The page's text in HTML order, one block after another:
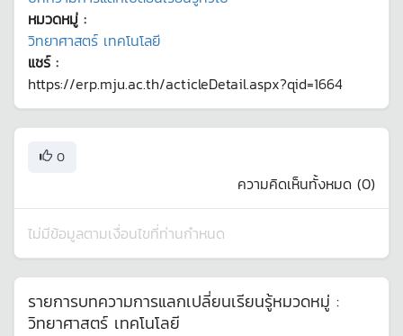
หมวดหมู่ :
วิทยาศาสตร์ เทคโนโลยี
แชร์ :
https://erp.mju.ac.th/acticleDetail.aspx?qid=1664
0
ความคิดเห็นทั้งหมด (0)
ไม่มีข้อมูลตามเงื่อนไขที่ท่านกำหนด
รายการบทความการแลกเปลี่ยนเรียนรู้หมวดหมู่ :
วิทยาศาสตร์ เทคโนโลยี